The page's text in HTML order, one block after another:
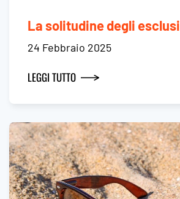
La solitudine degli esclusi
24 Febbraio 2025
LEGGI TUTTO